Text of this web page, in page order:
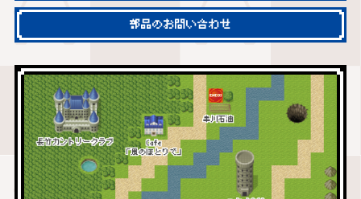
部品のお問い合わせ